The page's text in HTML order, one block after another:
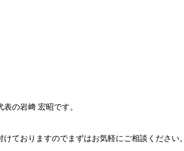
の岩﨑 宏昭です。
ておりますのでまずはお気軽にご相談ください。